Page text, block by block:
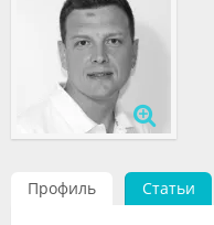
Вакансии
Резюме
Объявления
Профиль Статьи